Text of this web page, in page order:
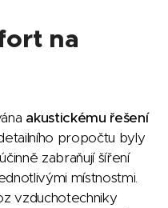
na
akustickému řešení
propočtu byly
zabraňují šíření
místnostmi.
vzduchotechniky